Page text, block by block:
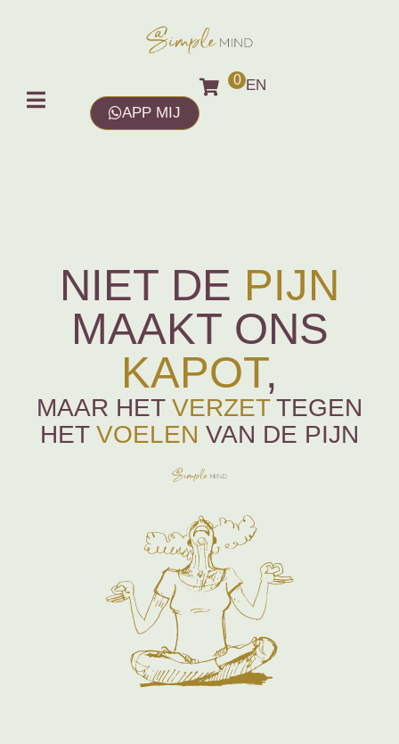
APP MIJ
0 EN
NIET DE PIJN
MAAKT ONS
KAPOT,
MAAR HET VERZETTEGEN
HET VOELEN VAN DE PIJN